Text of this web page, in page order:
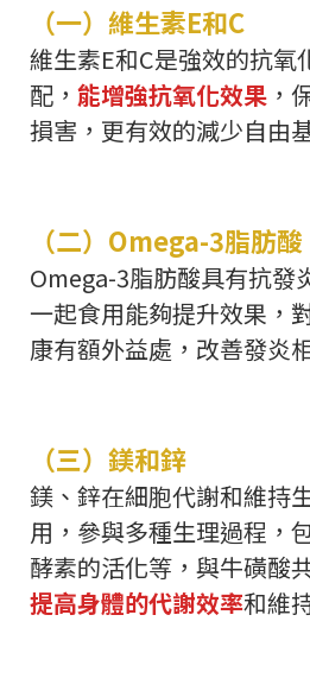
（一）維生素E和C
維生素E和C是強效的抗氧
配， 能增強抗氧化效果 ，
損害，更有效的減少自由
（二）Omega-3脂肪酸
Omega-3脂肪酸具有抗發
一起食用能夠提升效果，
康有額外益處，改善發炎
（三）鎂和鋅
鎂、鋅在細胞代謝和維持
用，參與多種生理過程，
酵素的活化等，與牛磺酸
提高身體的代謝效率和維